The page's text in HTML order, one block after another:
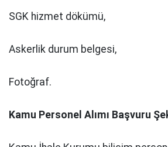
SGK hizmet dökümü,
Askerlik durum belgesi,
Fotoğraf.
Kamu Personel Alımı Başvuru